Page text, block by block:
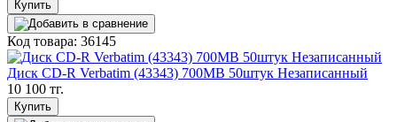
Купить
Код товара: 36145
Диск CD-R Verbatim (43343) 700MB 50штук Незаписанный
10 100 тг.
Купить